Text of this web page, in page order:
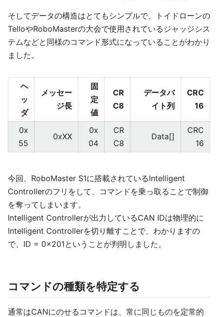
そしてデータの構造はとてもシンプルで、トイドローンの
TelloやRoboMasterの大会で使用されているジャッジシス
テムなどと同様のコマンド形式になっていることがわかり
ました。
ヘ
ッ
ダ
メッセー
ジ長
固
定
値
CR
C8
データバ
イト列
CRC
16
0x
55
0xXX
0x
04
CR
C8
Data[]
CRC
16
今回、RoboMaster S1に搭載されているIntelligent
Controllerのフリをして、コマンドを乗っ取ることで制御
を奪ってしまいます。
Intelligent Controllerが出力しているCAN IDは物理的に
Intelligent Controllerを切り離すことで、わかりますの
で、ID = 0x201ということが判明しました。
コマンドの種類を特定する
通常はCANにのせるコマンドは、常に同じものを定常的